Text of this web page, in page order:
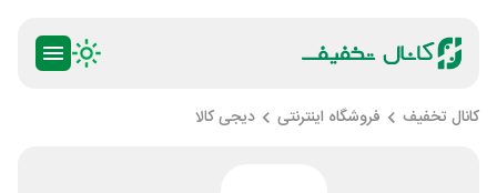
کانال تخفیف فروشگاه اینترنتی دیجی کالا